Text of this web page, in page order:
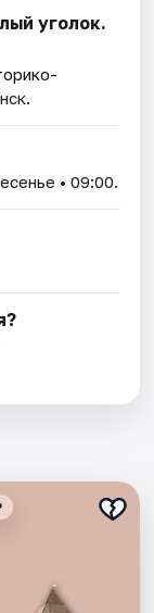
уголок.
• 09:00.